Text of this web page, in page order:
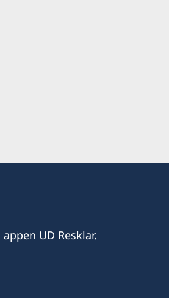
UD Resklar.